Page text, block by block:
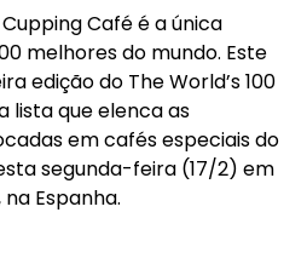
Café é a única
melhores do mundo. Este
edição do The World’s 100
lista que elenca as
em cafés especiais do
segunda-feira (17/2) em
Espanha.